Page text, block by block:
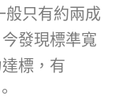
只有約兩成
發現標準寬
標，有